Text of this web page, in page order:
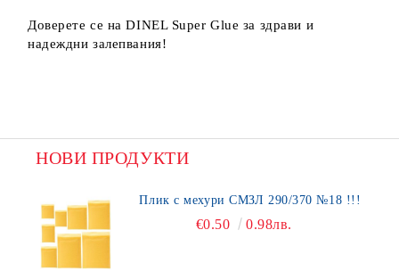
Доверете се на DINEL Super Glue за здрави и
надеждни залепвания!
НОВИ ПРОДУКТИ
Плик с мехури СМЗЛ 290/370 №18 !!!
€0.50 0.98лв.